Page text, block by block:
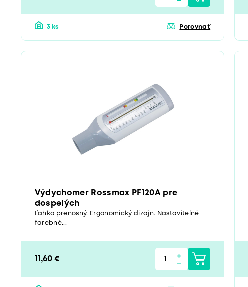
3 ks Porovnať
Výdychomer Rossmax PF120A pre
dospelých
Ľahko prenosný. Ergonomický dizajn. Nastaviteľné
farebné...
11,60 €